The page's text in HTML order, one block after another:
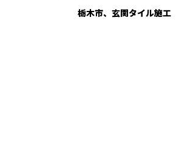
栃木市、玄関タイル施工